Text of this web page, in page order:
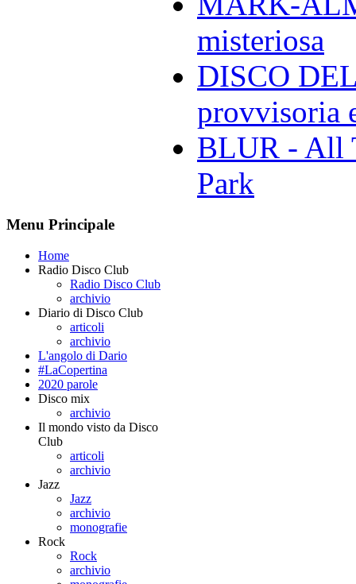
misteriosa
DISCO
provvisoria
BLUR - All
Park
Menu Principale
Home
Radio Disco Club
Radio Disco Club
archivio
Diario di Disco Club
articoli
archivio
L'angolo di Dario
#LaCopertina
2020 parole
Disco mix
archivio
Il mondo visto da Disco
Club
articoli
archivio
Jazz
Jazz
archivio
monografie
Rock
Rock
archivio